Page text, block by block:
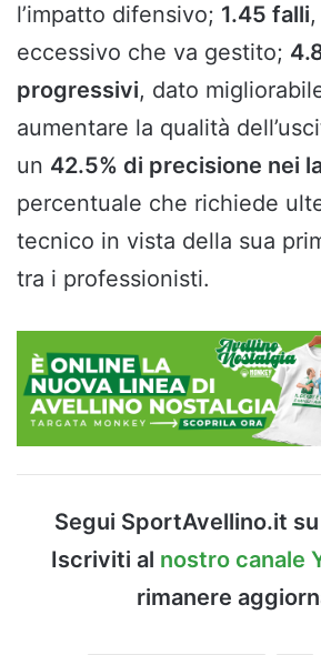
l’impatto difensivo; 1.45 falli
eccessivo che va gestito;
progressivi, dato
aumentare la qualità
un 42.5% di precisione nei
percentuale che richiede
tecnico in vista della sua
tra i professionisti.
Segui SportAvellino.it su
Iscriviti al nostro canale
rimanere